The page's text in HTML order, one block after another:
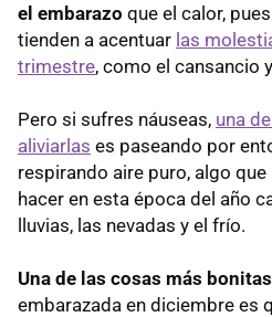
el embarazo que el calor,
tienden a acentuar las
trimestre, como el cansancio
Pero si sufres náuseas, una
aliviarlas es paseando por
respirando aire puro, algo
hacer en esta época del año
lluvias, las nevadas y el frío.
Una de las cosas más bonitas
embarazada en diciembre es